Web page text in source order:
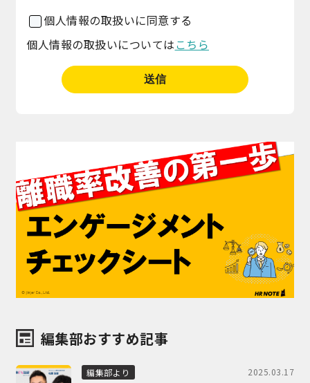
個人情報の取扱いに同意する
個人情報の取扱いについては こちら
編集部おすすめ記事
編集部より 2025.03.17